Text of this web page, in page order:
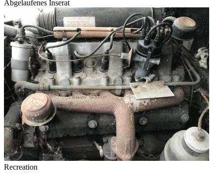
Abgelaufenes Inserat
Recreation